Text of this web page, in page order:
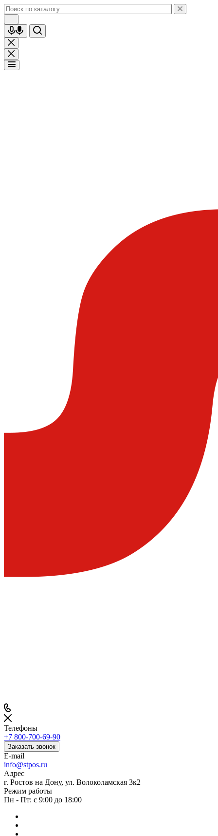
Телефоны
+7 800-700-69-90
Заказать звонок
E-mail
info@stpos.ru
Адрес
г. Ростов на Дону, ул. Волоколамская 3к2
Режим работы
Пн - Пт: с 9:00 до 18:00